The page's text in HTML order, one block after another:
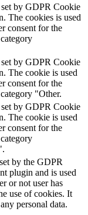
by GDPR Cookie
The cookies is used
consent for the
by GDPR Cookie
The cookie is used
consent for the
"Other.
by GDPR Cookie
The cookie is used
consent for the
by the GDPR
plugin and is used
or not user has
use of cookies. It
personal data.